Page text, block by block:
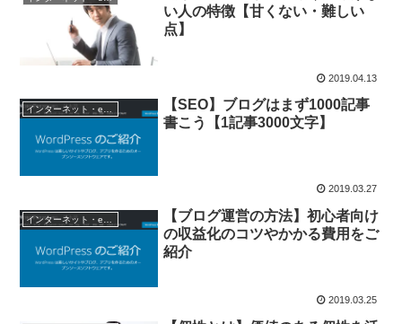
い人の特徴【甘くない・難しい
点】
2019.04.13
【SEO】ブログはまず1000記事
書こう【1記事3000文字】
2019.03.27
インターネット・eビジネス戦略
【ブログ運営の方法】初心者向け
の収益化のコツやかかる費用をご
紹介
2019.03.25